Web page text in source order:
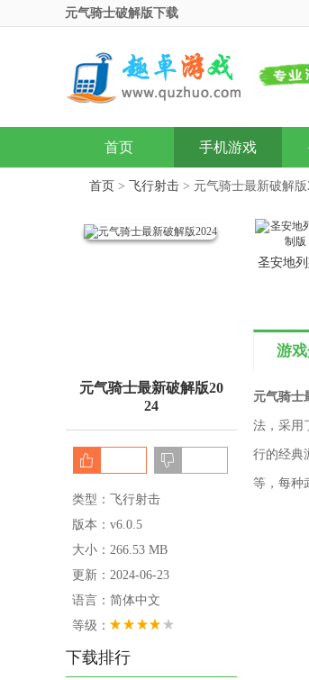
元气骑士破解版下载
首页 手机游戏
首页 > 飞行射击 > 元气骑士最新破解版
元气骑士最新破解版20
24
类型：飞行射击
版本：v6.0.5
大小：266.53 MB
更新：2024-06-23
语言：简体中文
等级：
下载排行
圣安地
游
元气骑士
法，采用
行的经典
等，每种